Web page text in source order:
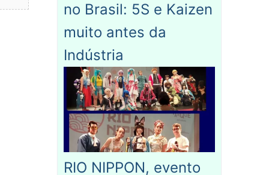
no Brasil: 5S e Kaizen
muito antes da
Indústria
RIO NIPPON, evento